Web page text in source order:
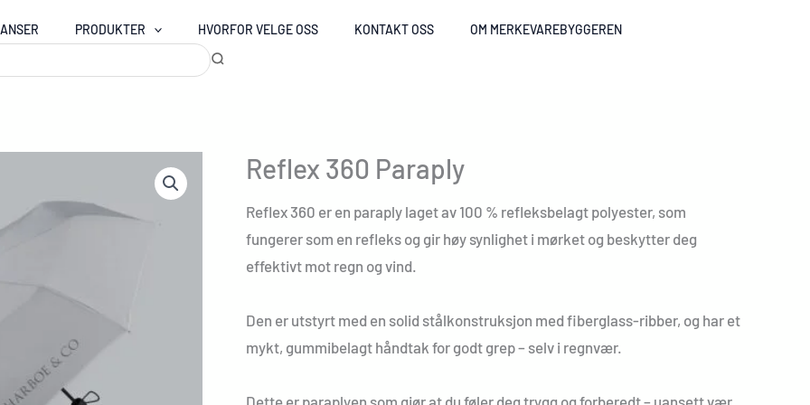
PRODUKTER HVORFOR VELGE OSS KONTAKT OSS OM MERKEVAREBYGGEREN
Reflex 360 Paraply
Reflex 360 er en paraply laget av 100 % refleksbelagt polyester, som
fungerer som en refleks og gir høy synlighet i mørket og beskytter deg
effektivt mot regn og vind.
Den er utstyrt med en solid stålkonstruksjon med fiberglass-ribber, og har et
mykt, gummibelagt håndtak for godt grep – selv i regnvær.
Dette er paraplyen som gjør at du føler deg trygg og forberedt – uansett vær.